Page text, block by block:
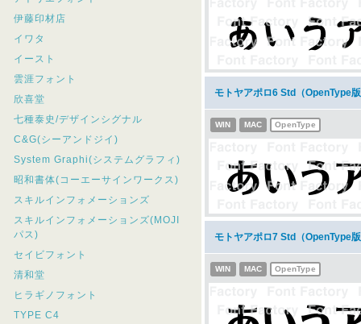
伊藤印材店
イワタ
イースト
雲涯フォント
欣喜堂
七種泰史/デザインシグナル
C&G(シーアンドジイ)
System Graphi(システムグラフィ)
昭和書体(コーエーサインワークス)
スキルインフォメーションズ
スキルインフォメーションズ(MOJI
パス)
セイビフォント
清和堂
ヒラギノフォント
TYPE C4
モトヤアポロ6 Std（OpenType
WIN MAC OpenType
モトヤアポロ7 Std（OpenType
WIN MAC OpenType